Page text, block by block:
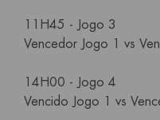
11H45 - Jogo 3
Vencedor Jogo 1 vs
14H00 - Jogo 4
Vencido Jogo 1 vs